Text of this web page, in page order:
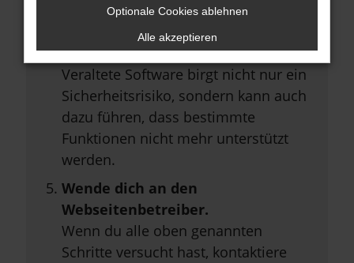
Stelle sicher, dass dein Browser
und dein Betriebssystem auf dem
neuesten Stand sind.
Veraltete Software birgt nicht nur ein
Sicherheitsrisiko, sondern kann auch
dazu führen, dass bestimmte
Funktionen nicht mehr unterstützt
werden.
Wende dich an den
Webseitenbetreiber.
Wenn du alle oben genannten
Schritte versucht hast, kontaktiere
Optionale Cookies ablehnen
Alle akzeptieren